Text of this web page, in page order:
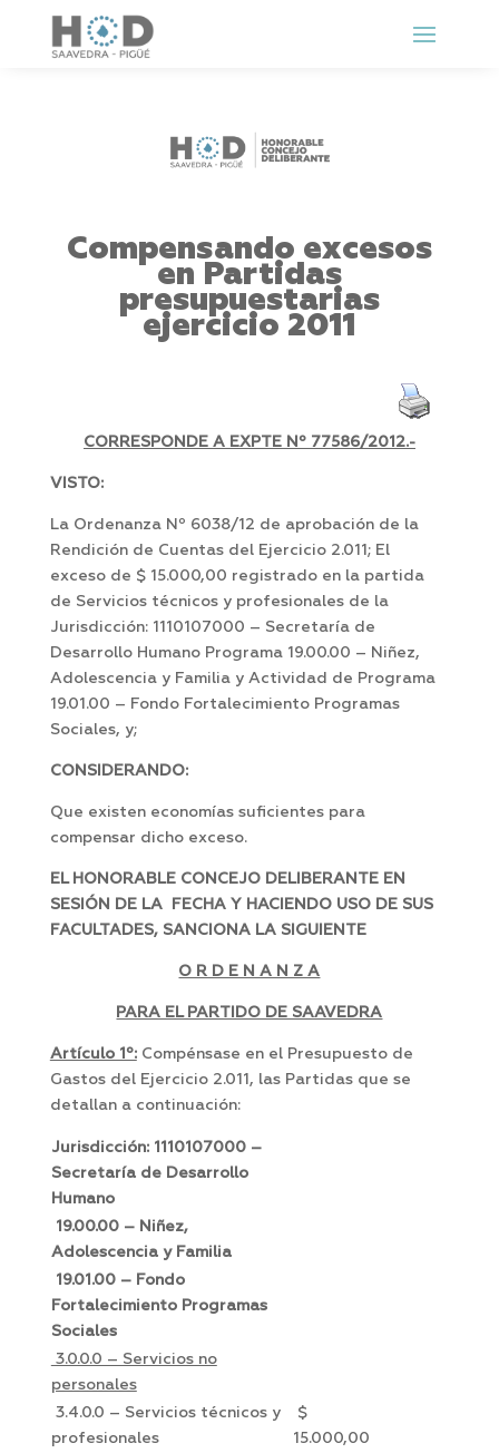
Compensando excesos
en Partidas
presupuestarias
ejercicio 2011
CORRESPONDE A EXPTE Nº 77586/2012.-
VISTO:
La Ordenanza Nº 6038/12 de aprobación de la
Rendición de Cuentas del Ejercicio 2.011; El
exceso de $ 15.000,00 registrado en la partida
de Servicios técnicos y profesionales de la
Jurisdicción: 1110107000 – Secretaría de
Desarrollo Humano Programa 19.00.00 – Niñez,
Adolescencia y Familia y Actividad de Programa
19.01.00 – Fondo Fortalecimiento Programas
Sociales, y;
CONSIDERANDO:
Que existen economías suficientes para
compensar dicho exceso.
EL HONORABLE CONCEJO DELIBERANTE EN
SESIÓN DE LA FECHA Y HACIENDO USO DE SUS
FACULTADES, SANCIONA LA SIGUIENTE
O R D E N A N Z A
PARA EL PARTIDO DE SAAVEDRA
Artículo 1º:Compénsase en el Presupuesto de
Gastos del Ejercicio 2.011, las Partidas que se
detallan a continuación:
Jurisdicción: 1110107000 –
Secretaría de Desarrollo
Humano
19.00.00 – Niñez,
Adolescencia y Familia
19.01.00 – Fondo
Fortalecimiento Programas
Sociales
3.0.0.0 – Servicios no
personales
3.4.0.0 – Servicios técnicos y
profesionales
$
15.000,00